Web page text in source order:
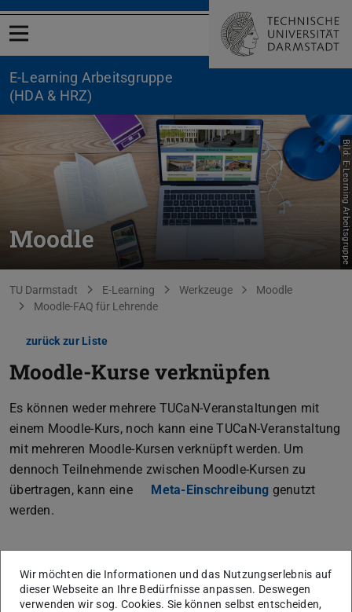
Menü öffnen
E-Learning Arbeitsgruppe
(HDA & HRZ)
Moodle Bild: E-Learning Arbeitsgruppe
Sie befinden sich hier:
TU Darmstadt E-Learning Werkzeuge
Moodle
Moodle-FAQ für Lehrende
zurück zur Liste
Moodle-Kurse verknüpfen
Es können weder mehrere TUCaN-Veranstaltungen mit
einem Moodle-Kurs, noch kann eine TUCaN-Veranstaltung
mit mehreren Moodle-Kursen verknüpft werden. Um
dennoch Teilnehmende zwischen Moodle-Kursen zu
übertragen, kann eine
Meta-Einschreibung genutzt
werden.
KONTAKT
Wir möchten die Informationen und das Nutzungserlebnis auf
dieser Webseite an Ihre Bedürfnisse anpassen. Deswegen
verwenden wir sog. Cookies. Sie können selbst entscheiden,